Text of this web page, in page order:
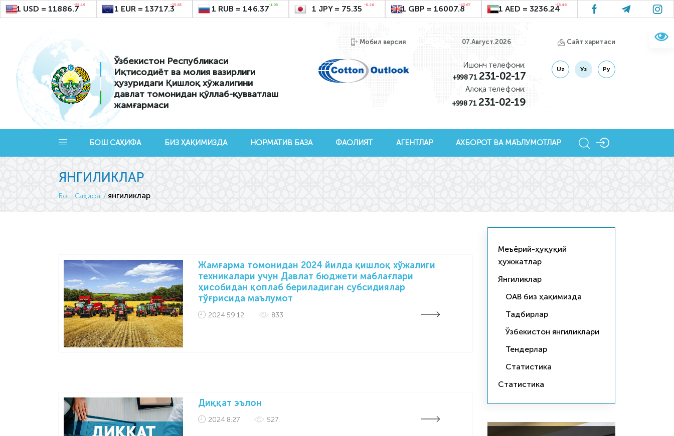
1 USD = 11886.7-55.49 1 EUR = 13717.3-25.83 1 RUB = 146.37-1.05 1 JPY = 75.35 -0.28 1 GBP = 16007.8-43.67 1 AED = 3236.24-15.46
Мобил версия 07.Август.2026 Сайт харитаси
Ўзбекистон Республикаси
Иқтисодиёт ва молия вазирлиги
ҳузуридаги Қишлоқ хўжалигини
давлат томонидан қўллаб-қувватлаш
жамғармаси
Ишонч телефони:
+998 71231-02-17
Алоқа телефони:
+998 71231-02-19
Uz Уз Ру
БОШ САҲИФА БИЗ ҲАҚИМИЗДА НОРМАТИВ БАЗА ФАОЛИЯТ АГЕНТЛАР АХБОРОТ ВА МАЪЛУМОТЛАР
ЯНГИЛИКЛАР
Бош Саҳифа янгиликлар
Жамғарма томонидан 2024 йилда қишлоқ хўжалиги
техникалари учун Давлат бюджети маблағлари
ҳисобидан қоплаб бериладиган субсидиялар
тўғрисида маълумот
2024.59.12 833
Диққат эълон
2024.8.27 527
Меъёрий-ҳуқуқий
ҳужжатлар
Янгиликлар
ОАВ биз ҳақимизда
Тадбирлар
Ўзбекистон янгиликлари
Тендерлар
Статистика
Статистика